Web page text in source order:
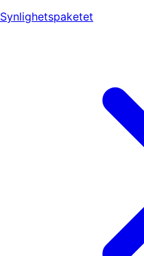
Synlighetspaketet